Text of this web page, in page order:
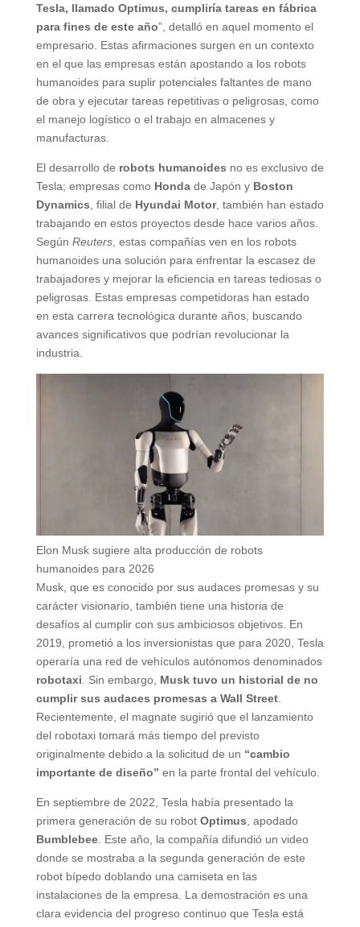
Tesla, llamado Optimus, cumpliría tareas en fábrica
para fines de este año”, detalló en aquel momento el
empresario. Estas afirmaciones surgen en un contexto
en el que las empresas están apostando a los robots
humanoides para suplir potenciales faltantes de mano
de obra y ejecutar tareas repetitivas o peligrosas, como
el manejo logístico o el trabajo en almacenes y
manufacturas.
El desarrollo de robots humanoides no es exclusivo de
Tesla; empresas como Honda de Japón y Boston
Dynamics , filial de Hyundai Motor, también han estado
trabajando en estos proyectos desde hace varios años.
Según Reuters, estas compañías ven en los robots
humanoides una solución para enfrentar la escasez de
trabajadores y mejorar la eficiencia en tareas tediosas o
peligrosas. Estas empresas competidoras han estado
en esta carrera tecnológica durante años, buscando
avances significativos que podrían revolucionar la
industria.
Elon Musk sugiere alta producción de robots
humanoides para 2026
Musk, que es conocido por sus audaces promesas y su
carácter visionario, también tiene una historia de
desafíos al cumplir con sus ambiciosos objetivos. En
2019, prometió a los inversionistas que para 2020, Tesla
operaría una red de vehículos autónomos denominados
robotaxi. Sin embargo, Musk tuvo un historial de no
cumplir sus audaces promesas a Wall Street.
Recientemente, el magnate sugirió que el lanzamiento
del robotaxi tomará más tiempo del previsto
originalmente debido a la solicitud de un “cambio
importante de diseño” en la parte frontal del vehículo.
En septiembre de 2022, Tesla había presentado la
primera generación de su robot Optimus, apodado
Bumblebee. Este año, la compañía difundió un video
donde se mostraba a la segunda generación de este
robot bípedo doblando una camiseta en las
instalaciones de la empresa. La demostración es una
clara evidencia del progreso continuo que Tesla está